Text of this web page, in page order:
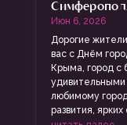
Июн 6, 2026
Дорогие
вас с Днём
Крыма, город с
любимому
развития,